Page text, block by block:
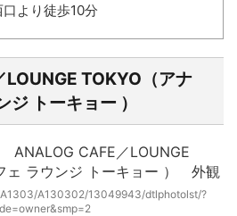
より徒歩10分
TOKYO（アナ
ジ トーキョー ）
A130302/13049943/dtlphotolst/?